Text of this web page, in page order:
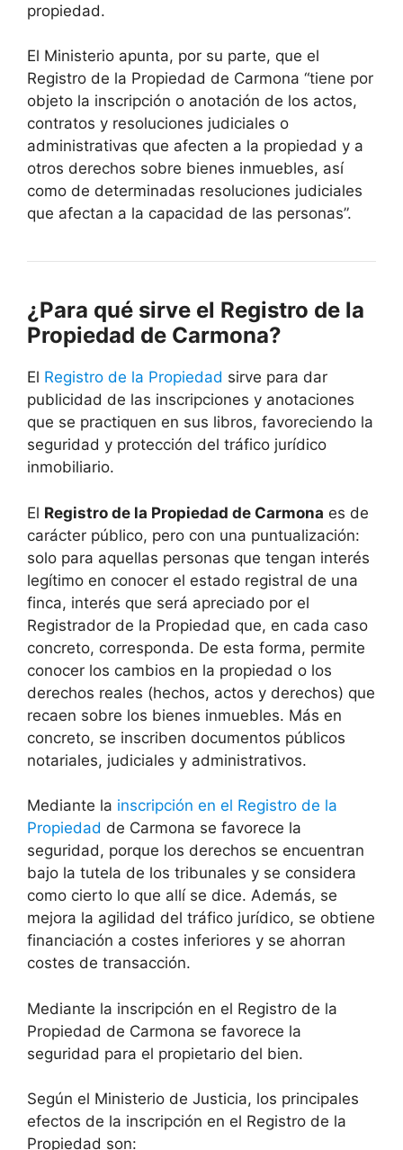
propiedad.
El Ministerio apunta, por su parte, que el
Registro de la Propiedad de Carmona “tiene por
objeto la inscripción o anotación de los actos,
contratos y resoluciones judiciales o
administrativas que afecten a la propiedad y a
otros derechos sobre bienes inmuebles, así
como de determinadas resoluciones judiciales
que afectan a la capacidad de las personas”.
¿Para qué sirve el Registro de la
Propiedad de Carmona?
El Registro de la Propiedad sirve para dar
publicidad de las inscripciones y anotaciones
que se practiquen en sus libros, favoreciendo la
seguridad y protección del tráfico jurídico
inmobiliario.
El Registro de la Propiedad de Carmona es de
carácter público, pero con una puntualización:
solo para aquellas personas que tengan interés
legítimo en conocer el estado registral de una
finca, interés que será apreciado por el
Registrador de la Propiedad que, en cada caso
concreto, corresponda. De esta forma, permite
conocer los cambios en la propiedad o los
derechos reales (hechos, actos y derechos) que
recaen sobre los bienes inmuebles. Más en
concreto, se inscriben documentos públicos
notariales, judiciales y administrativos.
Mediante la inscripción en el Registro de la
Propiedad de Carmona se favorece la
seguridad, porque los derechos se encuentran
bajo la tutela de los tribunales y se considera
como cierto lo que allí se dice. Además, se
mejora la agilidad del tráfico jurídico, se obtiene
financiación a costes inferiores y se ahorran
costes de transacción.
Mediante la inscripción en el Registro de la
Propiedad de Carmona se favorece la
seguridad para el propietario del bien.
Según el Ministerio de Justicia, los principales
efectos de la inscripción en el Registro de la
Propiedad son: